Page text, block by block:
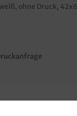
ohne Druck,